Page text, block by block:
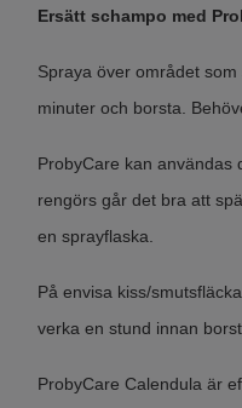
Ersätt schampo med
Spraya över området
minuter och borsta.
ProbyCare kan användas
rengörs går det bra att
en sprayflaska.
På envisa kiss/
verka en stund innan
ProbyCare Calendula är